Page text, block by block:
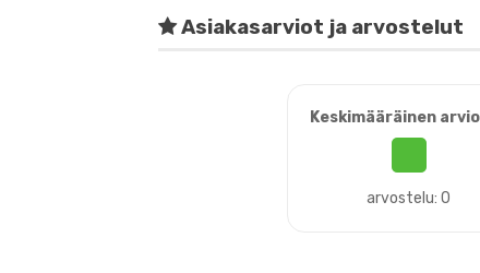
Asiakasarviot ja arvostelut
Keskimääräinen
arvostelu: 0